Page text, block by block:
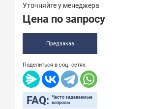
Уточняйте у менеджера
Цена по запросу
Предзаказ
Поделиться в соц. сетях:
FAQ: Часто задаваемые
вопросы